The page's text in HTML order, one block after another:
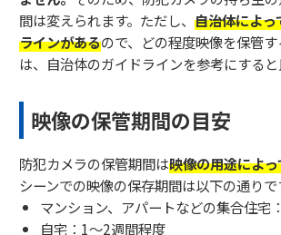
間は変えられます。ただし、 自治体によ
ラインがあるので、どの程度映像を保管
は、自治体のガイドラインを参考にすると
映像の保管期間の目安
防犯カメラの保管期間は映像の用途によ
シーンでの映像の保存期間は以下の通りで
マンション、アパートなどの集合住宅
自宅：1～2週間程度